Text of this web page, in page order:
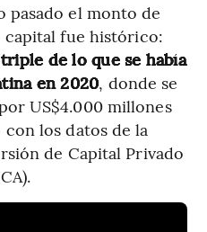
pasado el monto de
fue histórico:
de lo que se había
en 2020, donde se
US$4.000 millones
los datos de la
de Capital Privado